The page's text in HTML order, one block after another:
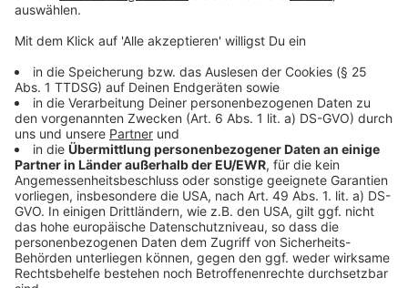
schon ein großes Thema.
Anzeige
Wir benötigen Ihre
Zustimmung, um den YouTube
Video-Service zu laden!
Wir verwenden einen Service eines
Drittanbieters, um Videoinhalte
einzubetten. Dieser Service kann
Daten zu Ihren Aktivitäten